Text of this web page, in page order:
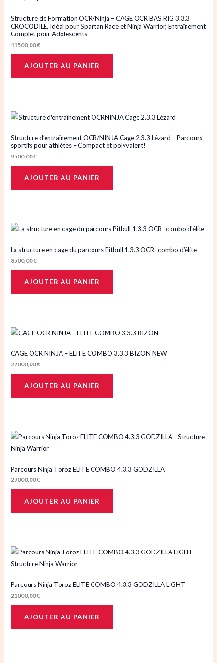
Structure de Formation OCR/Ninja – CAGE OCR BAS RIG 3.3.3
CROCODILE, Idéal pour Spartan Race et Ninja Warrior, Entraînement
Complet pour Adolescents
11500,00€
AJOUTER AU PANIER
Structure d’entraînement OCR/NINJA Cage 2.3.3 Lézard – Parcours
sportifs pour athlètes – Compact et polyvalent!
9500,00€
AJOUTER AU PANIER
La structure en cage du parcours Pitbull 1.3.3 OCR -combo d’élite
8500,00€
AJOUTER AU PANIER
CAGE OCR NINJA – ELITE COMBO 3.3.3 BIZON NEW
22000,00€
AJOUTER AU PANIER
Parcours Ninja Toroz ELITE COMBO 4.3.3 GODZILLA
29000,00€
AJOUTER AU PANIER
Parcours Ninja Toroz ELITE COMBO 4.3.3 GODZILLA LIGHT
21000,00€
AJOUTER AU PANIER